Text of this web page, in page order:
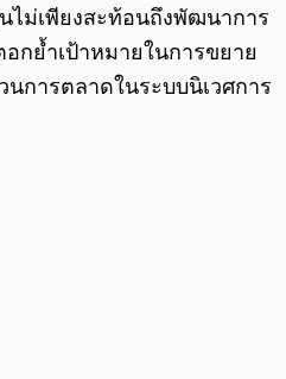
ไม่เพียงสะท้อนถึงพัฒนาการ
อกย้ำเป้าหมายในการขยาย
การตลาดในระบบนิเวศการ